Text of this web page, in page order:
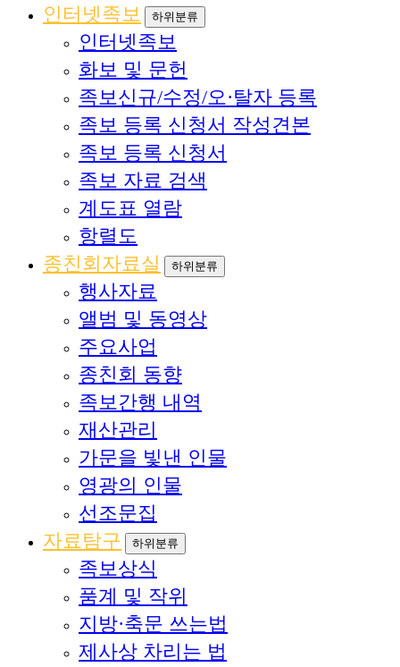
인터넷족보
하위분류
인터넷족보
화보 및 문헌
족보신규/수정/오·탈자 등록
족보 등록 신청서 작성견본
족보 등록 신청서
족보 자료 검색
계도표 열람
항렬도
종친회자료실
하위분류
행사자료
앨범 및 동영상
주요사업
종친회 동향
족보간행 내역
재산관리
가문을 빛낸 인물
영광의 인물
선조문집
자료탐구
하위분류
족보상식
품계 및 작위
지방·축문 쓰는법
제사상 차리는 법